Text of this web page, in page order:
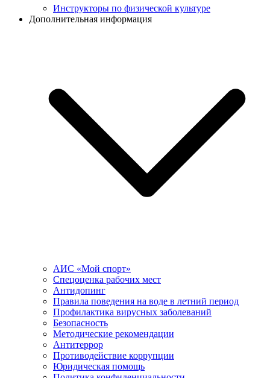
Инструкторы по физической культуре
Дополнительная информация
АИС «Мой спорт»
Спецоценка рабочих мест
Антидопинг
Правила поведения на воде в летний период
Профилактика вирусных заболеваний
Безопасность
Методические рекомендации
Антитеррор
Противодействие коррупции
Юридическая помощь